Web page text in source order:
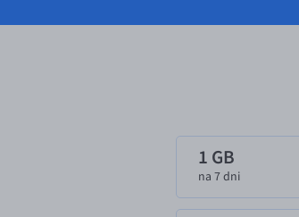
1 GB
na 7 dni